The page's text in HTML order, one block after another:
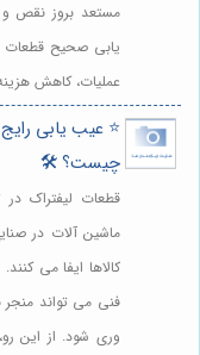
مستعد بروز نقص
یابی صحیح قطعات
عملیات، کاهش
⭐️ عیب یابی
چیست؟ 🛠️
قطعات لیفتراک
ماشین آلات در
کالاها ایفا می
فنی می تواند
وری شود. از این